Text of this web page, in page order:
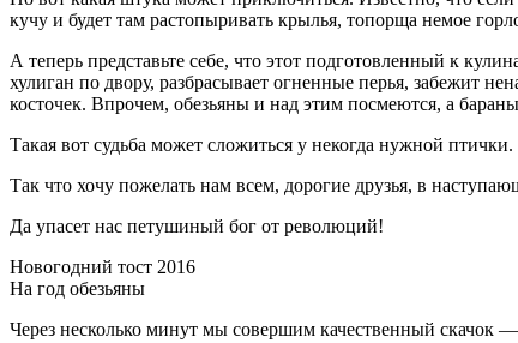
кучу и будет там растопыривать крылья, топорща немое
А теперь представьте себе, что этот подготовленный к
хулиган по двору, разбрасывает огненные перья, забежит
косточек. Впрочем, обезьяны и над этим посмеются, а
Такая вот судьба может сложиться у некогда нужной птички.
Так что хочу пожелать нам всем, дорогие друзья, в
Да упасет нас петушиный бог от революций!
Новогодний тост 2016
На год обезьяны
Через несколько минут мы совершим качественный скачок